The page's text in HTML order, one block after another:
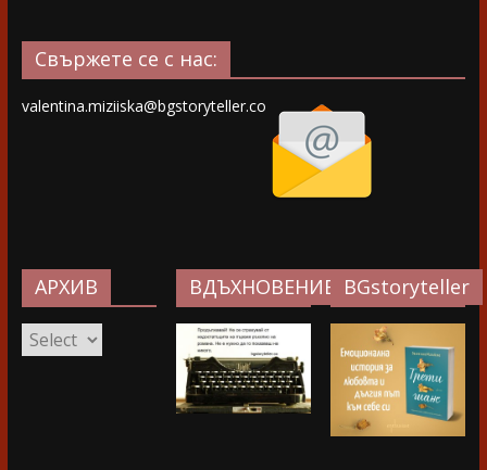
Свържете се с нас:
valentina.miziiska@bgstoryteller.co
АРХИВ
АРХИВ
ВДЪХНОВЕНИЕ…BGstoryteller